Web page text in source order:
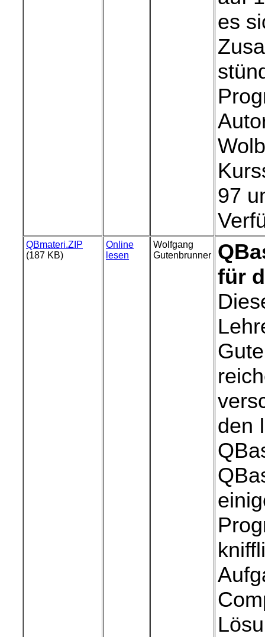
es
97
QBmateri.ZIP
(187 KB)
Online
lesen
Wolfgang
Gutenbrunner
für
den